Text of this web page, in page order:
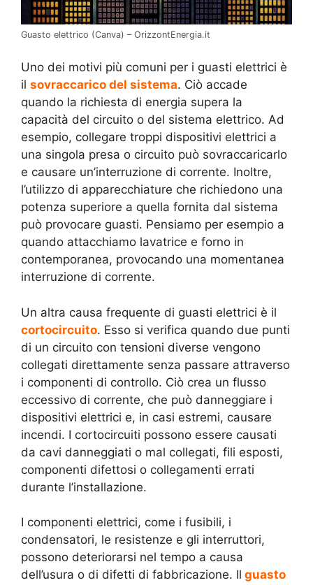
Guasto elettrico (Canva) – OrizzontEnergia.it
Uno dei motivi più comuni per i guasti elettrici è
il sovraccarico del sistema. Ciò accade
quando la richiesta di energia supera la
capacità del circuito o del sistema elettrico. Ad
esempio, collegare troppi dispositivi elettrici a
una singola presa o circuito può sovraccaricarlo
e causare un’interruzione di corrente. Inoltre,
l’utilizzo di apparecchiature che richiedono una
potenza superiore a quella fornita dal sistema
può provocare guasti. Pensiamo per esempio a
quando attacchiamo lavatrice e forno in
contemporanea, provocando una momentanea
interruzione di corrente.
Un altra causa frequente di guasti elettrici è il
cortocircuito. Esso si verifica quando due punti
di un circuito con tensioni diverse vengono
collegati direttamente senza passare attraverso
i componenti di controllo. Ciò crea un flusso
eccessivo di corrente, che può danneggiare i
dispositivi elettrici e, in casi estremi, causare
incendi. I cortocircuiti possono essere causati
da cavi danneggiati o mal collegati, fili esposti,
componenti difettosi o collegamenti errati
durante l’installazione.
I componenti elettrici, come i fusibili, i
condensatori, le resistenze e gli interruttori,
possono deteriorarsi nel tempo a causa
dell’usura o di difetti di fabbricazione. Il guasto